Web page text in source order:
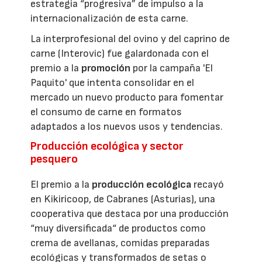
estrategia “progresiva” de impulso a la
internacionalización de esta carne.
La interprofesional del ovino y del caprino de
carne (Interovic) fue galardonada con el
premio a la promoción por la campaña 'El
Paquito' que intenta consolidar en el
mercado un nuevo producto para fomentar
el consumo de carne en formatos
adaptados a los nuevos usos y tendencias.
Producción ecológica y sector
pesquero
El premio a la producción ecológica recayó
en Kikiricoop, de Cabranes (Asturias), una
cooperativa que destaca por una producción
“muy diversificada“ de productos como
crema de avellanas, comidas preparadas
ecológicas y transformados de setas o